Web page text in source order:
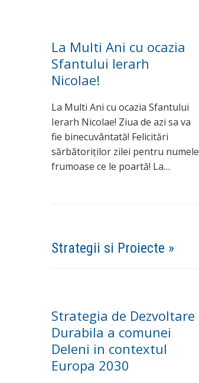
La Multi Ani cu ocazia
Sfantului Ierarh
Nicolae!
La Multi Ani cu ocazia Sfantului
Ierarh Nicolae! Ziua de azi sa va
fie binecuvântată! Felicitări
sărbătoriților zilei pentru numele
frumoase ce le poartă! La…
Strategii si Proiecte »
Strategia de Dezvoltare
Durabila a comunei
Deleni in contextul
Europa 2030